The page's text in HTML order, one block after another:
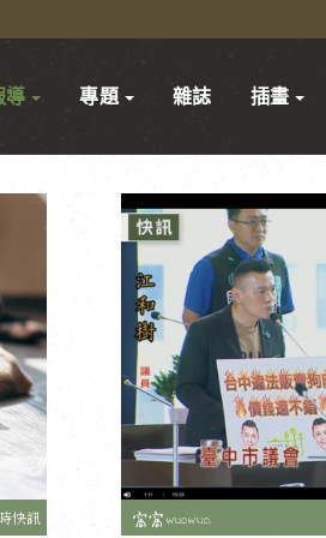
導 專題 雜誌 插畫
快訊